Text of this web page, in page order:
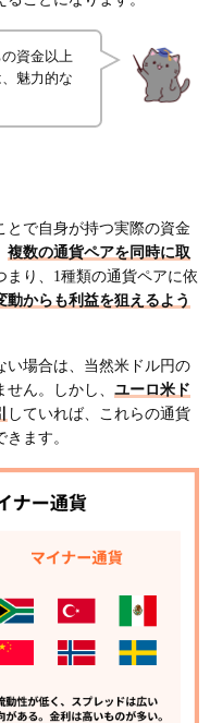
資金以上
魅力的な
とで自身が持つ実際の資金
複数の通貨ペアを同時に取
まり、1種類の通貨ペアに依
動からも利益を狙えるよう
い場合は、当然米ドル円の
ん。しかし、 ユーロ米ド
していれば、これらの通貨
ます。